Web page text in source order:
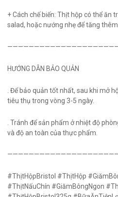
+ Cách chế biến: Thịt hộp có thể ăn
salad, hoặc nướng nhẹ để tăng
HƯỚNG DẪN BẢO QUẢN
. Để bảo quản tốt nhất, sau khi mở
tiêu thụ trong vòng 3-5 ngày.
. Tránh để sản phẩm ở nhiệt độ
và độ an toàn của thực phẩm.
#ThịtHộpBristol #ThịtHộp
#ThịtNấuChín #GiămBôngNgon